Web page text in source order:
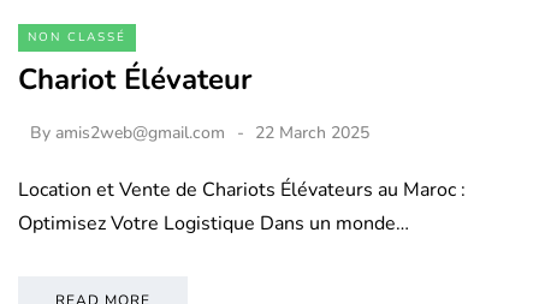
NON CLASSÉ
Chariot Élévateur
By amis2web@gmail.com 22 March 2025
Location et Vente de Chariots Élévateurs au Maroc :
Optimisez Votre Logistique Dans un monde…